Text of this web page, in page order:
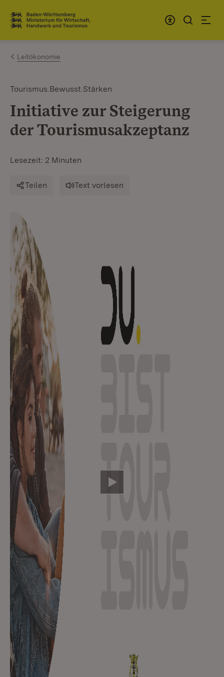
Zum Inhalt springen
Link zur Startseite
Leitökonomie
Tourismus.Bewusst.Stärken
Initiative zur Steigerung
der Tourismusakzeptanz
Lesezeit: 2 Minuten
Teilen Text vorlesen
Video abspielen